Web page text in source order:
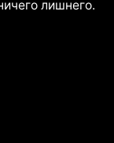
лишнего.